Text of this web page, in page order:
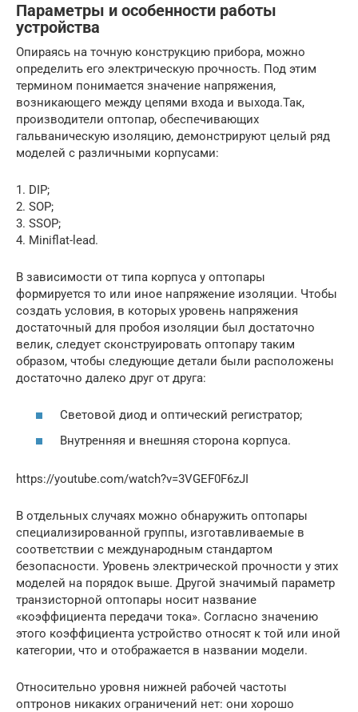
Параметры и особенности работы
устройства
Опираясь на точную конструкцию прибора, можно
определить его электрическую прочность. Под этим
термином понимается значение напряжения,
возникающего между цепями входа и выхода.Так,
производители оптопар, обеспечивающих
гальваническую изоляцию, демонстрируют целый ряд
моделей с различными корпусами:
1. DIP;
2. SOP;
3. SSOP;
4. Miniflat-lead.
В зависимости от типа корпуса у оптопары
формируется то или иное напряжение изоляции. Чтобы
создать условия, в которых уровень напряжения
достаточный для пробоя изоляции был достаточно
велик, следует сконструировать оптопару таким
образом, чтобы следующие детали были расположены
достаточно далеко друг от друга:
Световой диод и оптический регистратор;
Внутренняя и внешняя сторона корпуса.
https://youtube.com/watch?v=3VGEF0F6zJI
В отдельных случаях можно обнаружить оптопары
специализированной группы, изготавливаемые в
соответствии с международным стандартом
безопасности. Уровень электрической прочности у этих
моделей на порядок выше. Другой значимый параметр
транзисторной оптопары носит название
«коэффициента передачи тока». Согласно значению
этого коэффициента устройство относят к той или иной
категории, что и отображается в названии модели.
Относительно уровня нижней рабочей частоты
оптронов никаких ограничений нет: они хорошо